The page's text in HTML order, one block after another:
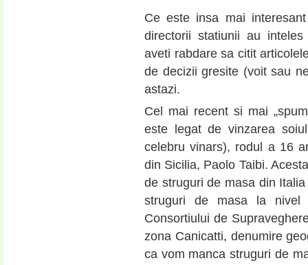
Ce este insa mai
directorii statiunii au inteles
aveti rabdare sa citit
de decizii gresite (voit sau
astazi.
Cel mai recent si mai
este legat de vinzarea
celebru vinars), rodul a 16
din Sicilia, Paolo Taibi.
de struguri de masa din
struguri de masa la
Consortiului de
zona Canicatti, denumire
ca vom manca struguri de